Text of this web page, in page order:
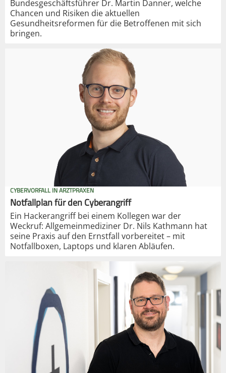
Bundesgeschäftsführer Dr. Martin Danner, welche
Chancen und Risiken die aktuellen
Gesundheitsreformen für die Betroffenen mit sich
bringen.
CYBERVORFALL IN ARZTPRAXEN
Notfallplan für den Cyberangriff
Ein Hackerangriff bei einem Kollegen war der
Weckruf: Allgemeinmediziner Dr. Nils Kathmann hat
seine Praxis auf den Ernstfall vorbereitet – mit
Notfallboxen, Laptops und klaren Abläufen.